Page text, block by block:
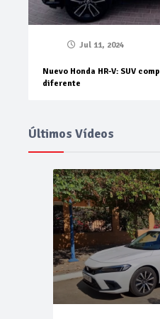
Jul 11, 2024
Nuevo Honda HR-V: SUV
diferente
Últimos Vídeos